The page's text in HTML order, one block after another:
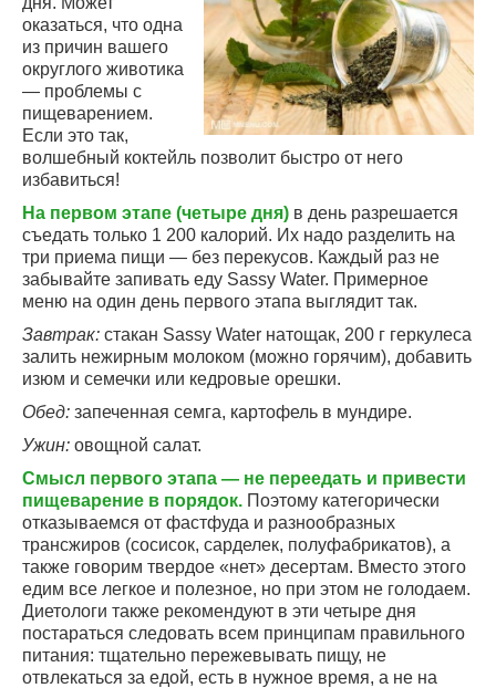
оказаться, что одна
из причин вашего
округлого животика
— проблемы с
пищеварением.
Если это так,
волшебный коктейль позволит быстро от него
избавиться!
На первом этапе (четыре дня) в день разрешается
съедать только 1 200 калорий. Их надо разделить на
три приема пищи — без перекусов. Каждый раз не
забывайте запивать еду Sassy Water. Примерное
меню на один день первого этапа выглядит так.
Завтрак: стакан Sassy Water натощак, 200 г геркулеса
залить нежирным молоком (можно горячим), добавить
изюм и семечки или кедровые орешки.
Обед: запеченная семга, картофель в мундире.
Ужин: овощной салат.
Смысл первого этапа — не переедать и привести
пищеварение в порядок. Поэтому категорически
отказываемся от фастфуда и разнообразных
трансжиров (сосисок, сарделек, полуфабрикатов), а
также говорим твердое «нет» десертам. Вместо этого
едим все легкое и полезное, но при этом не голодаем.
Диетологи также рекомендуют в эти четыре дня
постараться следовать всем принципам правильного
питания: тщательно пережевывать пищу, не
отвлекаться за едой, есть в нужное время, а не на